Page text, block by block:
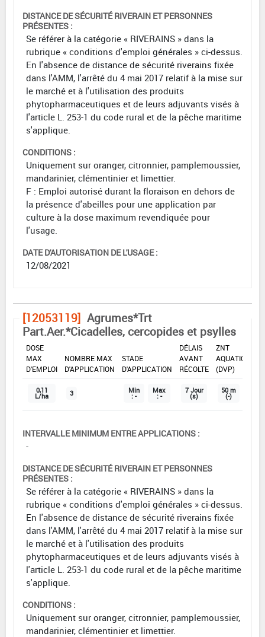
DISTANCE DE SÉCURITÉ RIVERAIN ET PERSONNES
PRÉSENTES :
Se référer à la catégorie « RIVERAINS » dans la
rubrique « conditions d'emploi générales » ci-dessus.
En l'absence de distance de sécurité riverains fixée
dans l'AMM, l'arrêté du 4 mai 2017 relatif à la mise sur
le marché et à l'utilisation des produits
phytopharmaceutiques et de leurs adjuvants visés à
l'article L. 253-1 du code rural et de la pêche maritime
s'applique.
CONDITIONS :
Uniquement sur oranger, citronnier, pamplemoussier,
mandarinier, clémentinier et limettier.
F : Emploi autorisé durant la floraison en dehors de
la présence d'abeilles pour une application par
culture à la dose maximum revendiquée pour
l'usage.
DATE D'AUTORISATION DE L'USAGE :
12/08/2021
[12053119] Agrumes*Trt
Part.Aer.*Cicadelles, cercopides et psylles
DOSE
MAX
D'EMPLOI
NOMBRE MAX
D'APPLICATION
STADE
D'APPLICATION
DÉLAIS
AVANT
RÉCOLTE
ZNT
AQUATIQUE
(DVP)
0,11
L/ha 3 Min
: -
Max
: -
7 Jour
(s)
50 m
(-)
INTERVALLE MINIMUM ENTRE APPLICATIONS :
-
DISTANCE DE SÉCURITÉ RIVERAIN ET PERSONNES
PRÉSENTES :
Se référer à la catégorie « RIVERAINS » dans la
rubrique « conditions d'emploi générales » ci-dessus.
En l'absence de distance de sécurité riverains fixée
dans l'AMM, l'arrêté du 4 mai 2017 relatif à la mise sur
le marché et à l'utilisation des produits
phytopharmaceutiques et de leurs adjuvants visés à
l'article L. 253-1 du code rural et de la pêche maritime
s'applique.
CONDITIONS :
Uniquement sur oranger, citronnier, pamplemoussier,
mandarinier, clémentinier et limettier.